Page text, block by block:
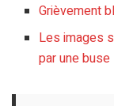
Grièvement
Les images
par une buse